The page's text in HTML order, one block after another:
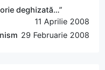
deghizată…”
11 Aprilie 2008
29 Februarie 2008